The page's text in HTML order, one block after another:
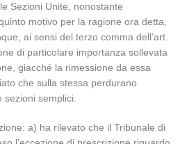
Sezioni Unite, nonostante
motivo per la ragione ora detta,
ai sensi del terzo comma dell’art.
di particolare importanza sollevata
giacché la rimessione da essa
che sulla stessa perdurano
semplici.
a) ha rilevato che il Tribunale di